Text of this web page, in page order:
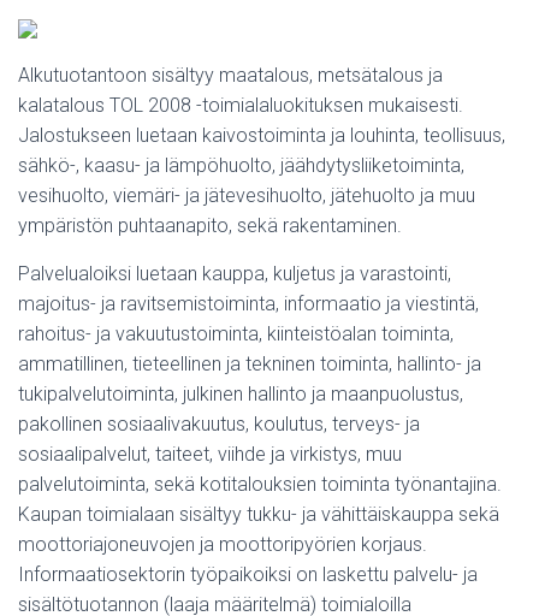
Alkutuotantoon sisältyy maatalous, metsätalous ja
kalatalous TOL 2008 -toimialaluokituksen mukaisesti.
Jalostukseen luetaan kaivostoiminta ja louhinta, teollisuus,
sähkö-, kaasu- ja lämpöhuolto, jäähdytysliiketoiminta,
vesihuolto, viemäri- ja jätevesihuolto, jätehuolto ja muu
ympäristön puhtaanapito, sekä rakentaminen.
Palvelualoiksi luetaan kauppa, kuljetus ja varastointi,
majoitus- ja ravitsemistoiminta, informaatio ja viestintä,
rahoitus- ja vakuutustoiminta, kiinteistöalan toiminta,
ammatillinen, tieteellinen ja tekninen toiminta, hallinto- ja
tukipalvelutoiminta, julkinen hallinto ja maanpuolustus,
pakollinen sosiaalivakuutus, koulutus, terveys- ja
sosiaalipalvelut, taiteet, viihde ja virkistys, muu
palvelutoiminta, sekä kotitalouksien toiminta työnantajina.
Kaupan toimialaan sisältyy tukku- ja vähittäiskauppa sekä
moottoriajoneuvojen ja moottoripyörien korjaus.
Informaatiosektorin työpaikoiksi on laskettu palvelu- ja
sisältötuotannon (laaja määritelmä) toimialoilla